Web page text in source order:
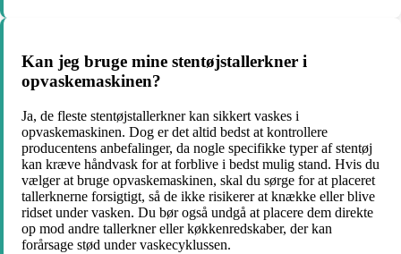
Kan jeg bruge mine stentøjstallerkner i
opvaskemaskinen?
Ja, de fleste stentøjstallerkner kan sikkert vaskes i
opvaskemaskinen. Dog er det altid bedst at kontrollere
producentens anbefalinger, da nogle specifikke typer af stentøj
kan kræve håndvask for at forblive i bedst mulig stand. Hvis du
vælger at bruge opvaskemaskinen, skal du sørge for at placeret
tallerknerne forsigtigt, så de ikke risikerer at knække eller blive
ridset under vasken. Du bør også undgå at placere dem direkte
op mod andre tallerkner eller køkkenredskaber, der kan
forårsage stød under vaskecyklussen.